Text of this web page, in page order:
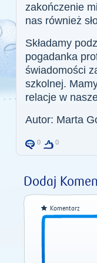
zakończenie
nas również
Składamy
pogadanka
świadomości
szkolnej.
relacje w
Autor: Marta
0 0
Dodaj
Komentarz